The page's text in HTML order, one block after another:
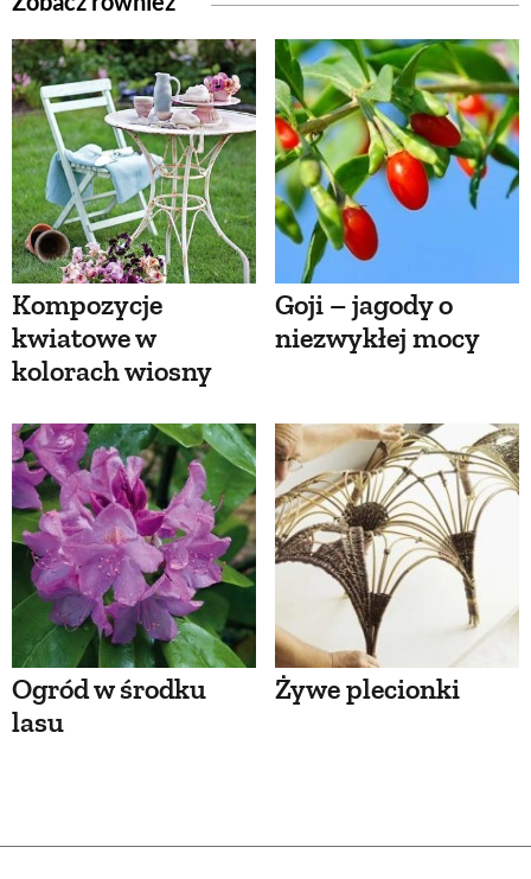
Kompozycje
kwiatowe w
kolorach wiosny
Goji – jagody o
niezwykłej mocy
Ogród w środku
lasu
Żywe plecionki